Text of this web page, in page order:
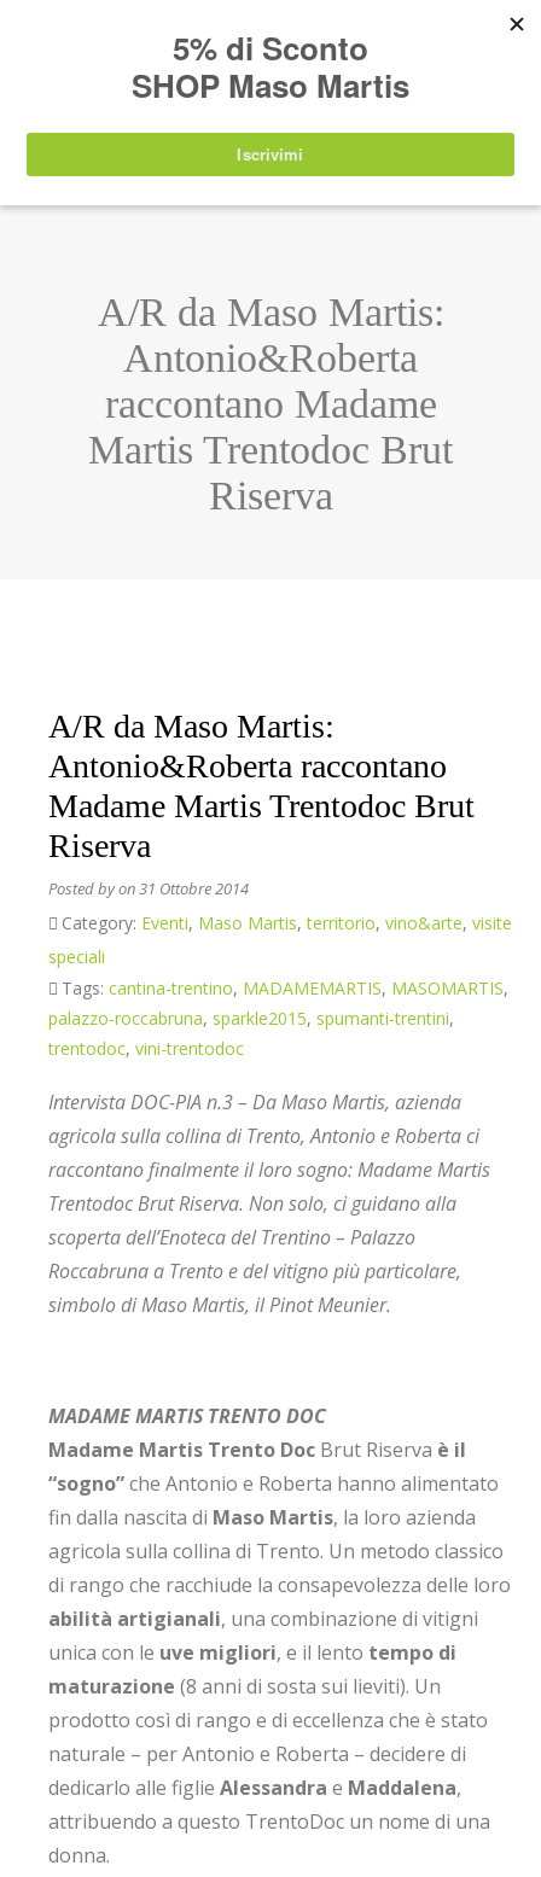
IT EN DE SHOP
A/R da Maso Martis:
Antonio&Roberta
raccontano Madame
Martis Trentodoc Brut
Riserva
A/R da Maso Martis:
Antonio&Roberta raccontano
Madame Martis Trentodoc Brut
Riserva
Posted byon 31 Ottobre 2014
Category: Eventi, Maso Martis,territorio, vino&arte, visite
speciali
Tags: cantina-trentino, MADAMEMARTIS, MASOMARTIS,
palazzo-roccabruna, sparkle2015, spumanti-trentini,
trentodoc, vini-trentodoc
Intervista DOC-PIA n.3 – Da Maso Martis, azienda
agricola sulla collina di Trento, Antonio e Roberta ci
raccontano finalmente il loro sogno:Madame Martis
Trentodoc Brut Riserva. Non solo, ci guidano alla
scoperta dell’Enoteca del Trentino – Palazzo
Roccabruna a Trento e del vitigno più particolare,
simbolo di Maso Martis, ilPinot Meunier.
MADAME MARTIS TRENTO DOC
Madame Martis Trento Doc Brut Riserva è il
“sogno”che Antonio e Roberta hanno alimentato
fin dalla nascita di Maso Martis, la loro azienda
agricola sulla collina di Trento. Un metodo classico
di rango che racchiude la consapevolezza delle loro
abilità artigianali, una combinazione di vitigni
unica con le uve migliori, e il lento tempo di
maturazione (8 anni di sosta sui lieviti). Un
prodotto così di rango e di eccellenza che è stato
naturale – per Antonio e Roberta – decidere di
dedicarlo alle figlie Alessandra e Maddalena,
attribuendo a questo TrentoDoc un nome di una
donna.
nuovamente disponibili a partire da
agosto 2026.